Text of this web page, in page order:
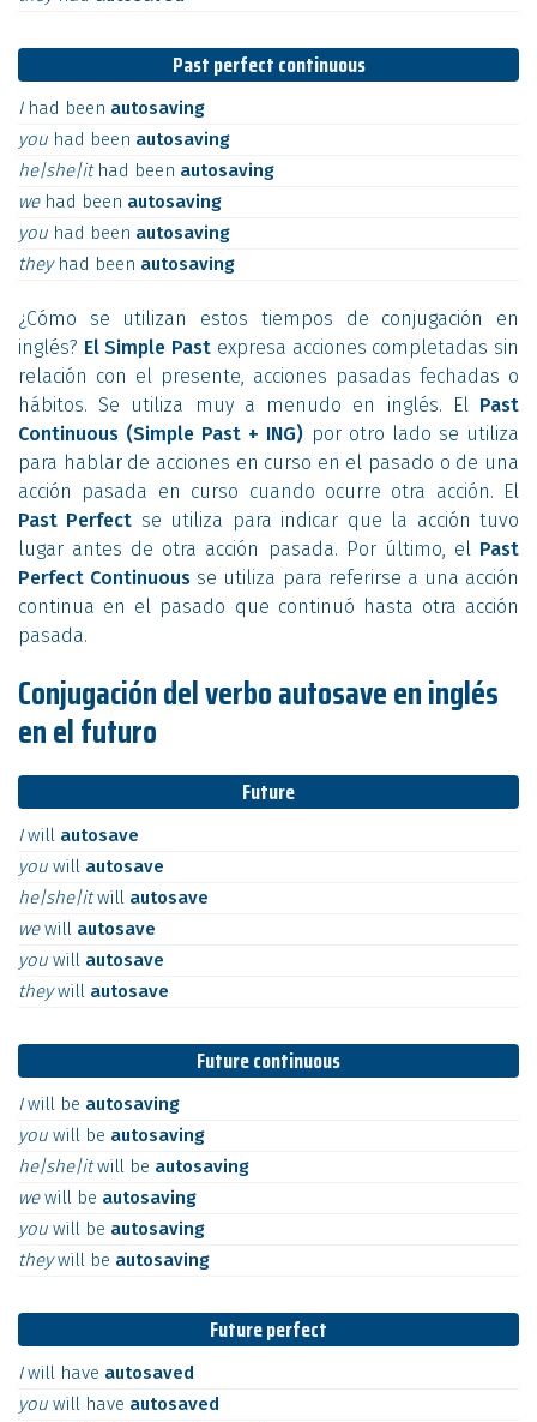
Past perfect continuous
I had been autosaving
you had been autosaving
he|she|it had been autosaving
we had been autosaving
you had been autosaving
they had been autosaving
¿Cómo se utilizan estos tiempos de conjugación en
inglés? El Simple Past expresa acciones completadas sin
relación con el presente, acciones pasadas fechadas o
hábitos. Se utiliza muy a menudo en inglés. El Past
Continuous (Simple Past + ING) por otro lado se utiliza
para hablar de acciones en curso en el pasado o de una
acción pasada en curso cuando ocurre otra acción. El
Past Perfect se utiliza para indicar que la acción tuvo
lugar antes de otra acción pasada. Por último, el Past
Perfect Continuous se utiliza para referirse a una acción
continua en el pasado que continuó hasta otra acción
pasada.
Conjugación del verbo autosave en inglés
en el futuro
Future
Iwill autosave
you will autosave
he|she|itwill autosave
wewill autosave
you will autosave
theywill autosave
Future continuous
Iwill be autosaving
you will be autosaving
he|she|itwill be autosaving
wewill be autosaving
you will be autosaving
theywill be autosaving
Future perfect
Iwill have autosaved
you will have autosaved